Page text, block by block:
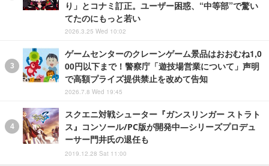
り」とコナミ訂正。ユーザー困惑、“中等部”で驚い
てたのにもっと若い
2026.3.25 Wed 10:02
ゲームセンターのクレーンゲーム景品はおおむね1,0
00円以下まで！警察庁「遊技場営業について」声明
で高額プライズ提供禁止を改めて告知
2026.7.8 Wed 19:45
スクエニ対戦シューター『ガンスリンガー ストラト
ス』コンソール/PC版が開発中―シリーズプロデュ
ーサー門井氏の退任も
2019.12.28 Sat 11:00